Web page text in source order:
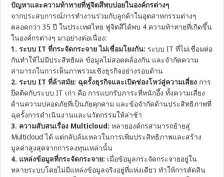
ปัญหาและความท้าทายที่ฟูจิตสึพบบ่อยในองค์กรต่างๆ
จากประสบการณ์การทำงานร่วมกับลูกค้าในอุตสาหกรรมต่างๆ
ตลอดกว่า 35 ปี ในประเทศไทย ฟูจิตสึได้พบ 4 ความท้าทายที่เกิดขึ้น
ในองค์กรต่างๆ มาอย่างต่อเนื่อง:
1. ระบบ IT ที่กระจัดกระจาย ไม่เชื่อมโยงกัน: ระบบ IT ที่ไม่เชื่อมต่อ
กันทำให้ไม่มีประสิทธิผล ข้อมูลไม่สอดคล้องกัน และจำกัดความ
สามารถในการเห็นภาพรวมเชิงธุรกิจอย่างรอบด้าน
2. ระบบ IT ที่ล้าสมัย: ฉุดรั้งธุรกิจและเปิดช่องโหว่สู่ความเสี่ยง การ
ยึดติดกับระบบ IT เก่า คือ การแบกรับภาระที่หนักอึ้ง ทั้งความเสี่ยง
ด้านความปลอดภัยที่เป็นภัยคุกคาม และข้อจำกัดด้านประสิทธิภาพที่
ฉุดรั้งการดำเนินงานและนวัตกรรมให้ล่าช้า
3. ความสับสนเรื่อง Multicloud: หลายองค์กรสามารถย้ายสู่
Multicloud ได้ แต่กลับล้มเหลวในการเพิ่มประสิทธิภาพและสร้าง
มูลค่าสูงสุดจากการลงทุนเหล่านั้น
4. แหล่งข้อมูลที่กระจัดกระจาย: เมื่อข้อมูลกระจัดกระจายอยู่ใน
หลายระบบโดยไม่มีแหล่งข้อมูลจริงอยู่ที่แห่งเดียว ทำให้การตัดสิน